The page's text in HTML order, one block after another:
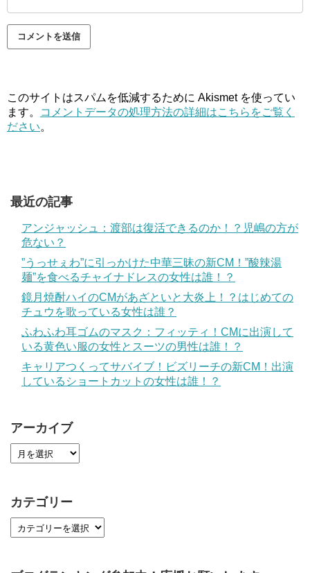
このサイトはスパムを低減するために Akismet を使ってい
ます。
コメントデータの処理方法の詳細はこちらをご覧く
ださい。
最近の記事
アンジャッシュ：渡部は復活できるのか！？児嶋の方が
危ない？
”うっせぇわ”に引っかけた中華三昧の新CM！”酸辣湯
麺”を食べるチャイナドレスの女性は誰！？
鏡月焼酎ハイのCMがあざといと大炎上！？はじめての
チュウを歌っている女性は誰？
ふわふわ耳ゴムのマスク：フィッティ！CMに出演して
いる黄色い服の女性とスーツの男性は誰！？
キャリアつくってサバイブ！ビズリーチの新CM！出演
しているショートカットの女性は誰！？
アーカイブ
カテゴリー